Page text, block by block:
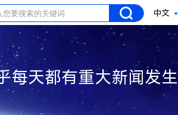
中文
每天都有重大新闻发生